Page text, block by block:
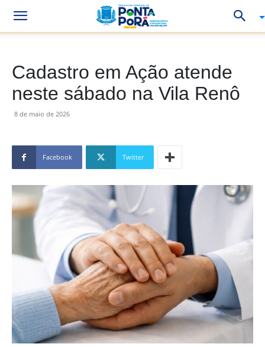
Cadastro em Ação atende
neste sábado na Vila Renô
8 de maio de 2026
Facebook Twitter